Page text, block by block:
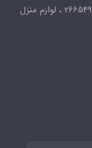
کوله و چمدان 26350784 ، لباس 26654997 ، لوازم منزل